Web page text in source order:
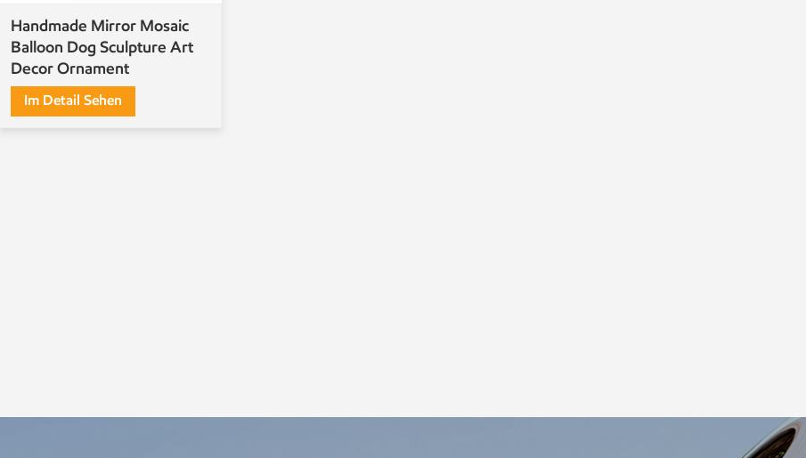
Handmade Mirror Mosaic
Balloon Dog Sculpture Art
Decor Ornament
Im Detail Sehen